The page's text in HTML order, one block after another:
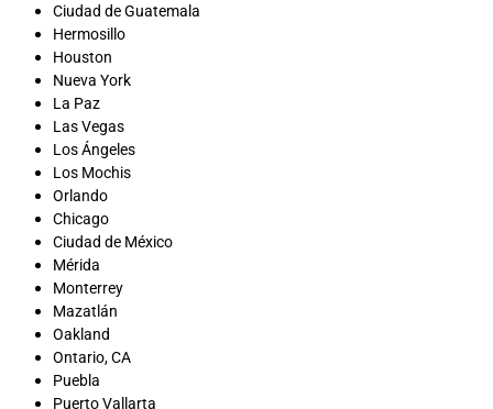
Ciudad de Guatemala
Hermosillo
Houston
Nueva York
La Paz
Las Vegas
Los Ángeles
Los Mochis
Orlando
Chicago
Ciudad de México
Mérida
Monterrey
Mazatlán
Oakland
Ontario, CA
Puebla
Puerto Vallarta